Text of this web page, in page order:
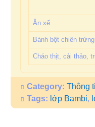
Ăn xế
Bánh bột chiên trứng
Cháo thịt, cải thảo,
Category: Thông
Tags: lớp Bambi,